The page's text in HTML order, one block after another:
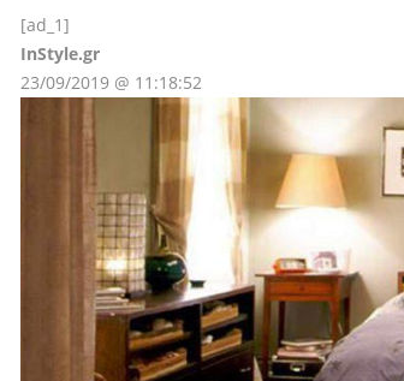
[ad_1]
InStyle.gr
23/09/2019 @ 11:18:52